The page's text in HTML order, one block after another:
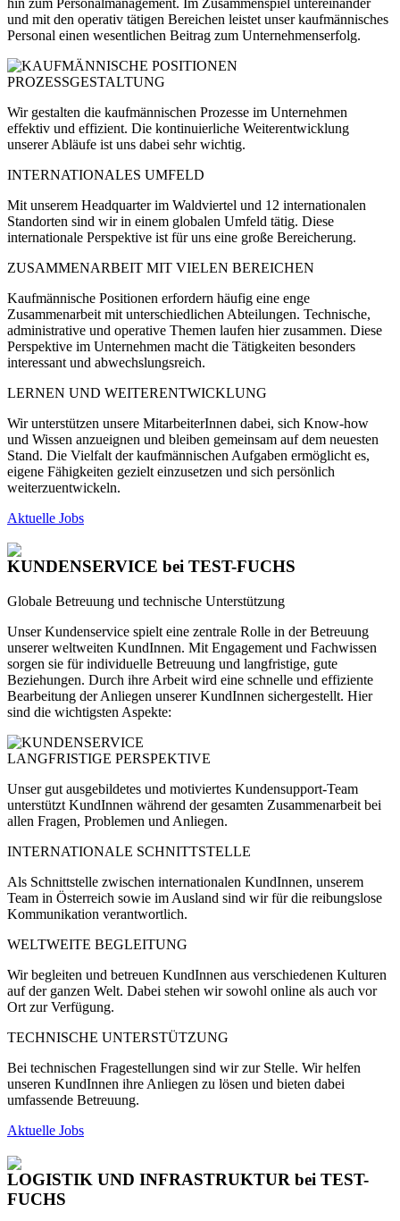
und mit den operativ tätigen Bereichen leistet unser kaufmännisches
Personal einen wesentlichen Beitrag zum Unternehmenserfolg.
PROZESSGESTALTUNG
Wir gestalten die kaufmännischen Prozesse im Unternehmen
effektiv und effizient. Die kontinuierliche Weiterentwicklung
unserer Abläufe ist uns dabei sehr wichtig.
INTERNATIONALES UMFELD
Mit unserem Headquarter im Waldviertel und 12 internationalen
Standorten sind wir in einem globalen Umfeld tätig. Diese
internationale Perspektive ist für uns eine große Bereicherung.
ZUSAMMENARBEIT MIT VIELEN BEREICHEN
Kaufmännische Positionen erfordern häufig eine enge
Zusammenarbeit mit unterschiedlichen Abteilungen. Technische,
administrative und operative Themen laufen hier zusammen. Diese
Perspektive im Unternehmen macht die Tätigkeiten besonders
interessant und abwechslungsreich.
LERNEN UND WEITERENTWICKLUNG
Wir unterstützen unsere MitarbeiterInnen dabei, sich Know-how
und Wissen anzueignen und bleiben gemeinsam auf dem neuesten
Stand. Die Vielfalt der kaufmännischen Aufgaben ermöglicht es,
eigene Fähigkeiten gezielt einzusetzen und sich persönlich
weiterzuentwickeln.
Aktuelle Jobs
KUNDENSERVICE bei TEST-FUCHS
Globale Betreuung und technische Unterstützung
Unser Kundenservice spielt eine zentrale Rolle in der Betreuung
unserer weltweiten KundInnen. Mit Engagement und Fachwissen
sorgen sie für individuelle Betreuung und langfristige, gute
Beziehungen. Durch ihre Arbeit wird eine schnelle und effiziente
Bearbeitung der Anliegen unserer KundInnen sichergestellt. Hier
sind die wichtigsten Aspekte:
LANGFRISTIGE PERSPEKTIVE
Unser gut ausgebildetes und motiviertes Kundensupport-Team
unterstützt KundInnen während der gesamten Zusammenarbeit bei
allen Fragen, Problemen und Anliegen.
INTERNATIONALE SCHNITTSTELLE
Als Schnittstelle zwischen internationalen KundInnen, unserem
Team in Österreich sowie im Ausland sind wir für die reibungslose
Kommunikation verantwortlich.
WELTWEITE BEGLEITUNG
Wir begleiten und betreuen KundInnen aus verschiedenen Kulturen
auf der ganzen Welt. Dabei stehen wir sowohl online als auch vor
Ort zur Verfügung.
TECHNISCHE UNTERSTÜTZUNG
Bei technischen Fragestellungen sind wir zur Stelle. Wir helfen
unseren KundInnen ihre Anliegen zu lösen und bieten dabei
umfassende Betreuung.
Aktuelle Jobs
LOGISTIK UND INFRASTRUKTUR bei TEST-
FUCHS